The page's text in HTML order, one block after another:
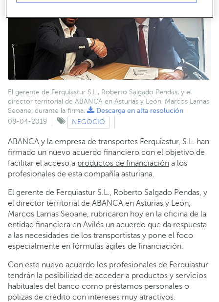
El gerente de Ferquiastur S.L., Roberto Salgado Pendas, y el
director territorial de ABANCA en Asturias y León, Marcos Lamas
Seoane, durante la firma.
Descarga en alta resolución
08-04-2019
NEGOCIO
ABANCA y la empresa de transportes Ferquiastur, S.L. han
firmado un nuevo acuerdo financiero con el objetivo de
facilitar el acceso a productos de financiación a los
profesionales de esta compañía asturiana.
El gerente de Ferquiastur S.L., Roberto Salgado Pendas, y
el director territorial de ABANCA en Asturias y León,
Marcos Lamas Seoane, rubricaron hoy en la oficina de la
entidad financiera en Avilés un acuerdo que da respuesta
a las necesidades de los transportistas y pone el foco
especialmente en fórmulas ágiles de financiación.
Con este nuevo acuerdo los profesionales de Ferquiastur
tendrán la posibilidad de acceder a productos y servicios
habituales del banco como préstamos personales o
pólizas de crédito con intereses muy atractivos.